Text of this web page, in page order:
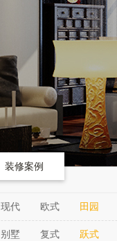
装修案例
现代 欧式 田园
别墅 复式 跃式